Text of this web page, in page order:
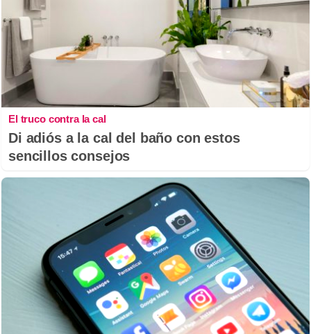
El truco contra la cal
Di adiós a la cal del baño con estos
sencillos consejos